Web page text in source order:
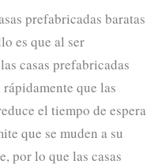
prefabricadas baratas
es que al ser
casas prefabricadas
que las
el tiempo de espera
que se muden a su
por lo que las casas